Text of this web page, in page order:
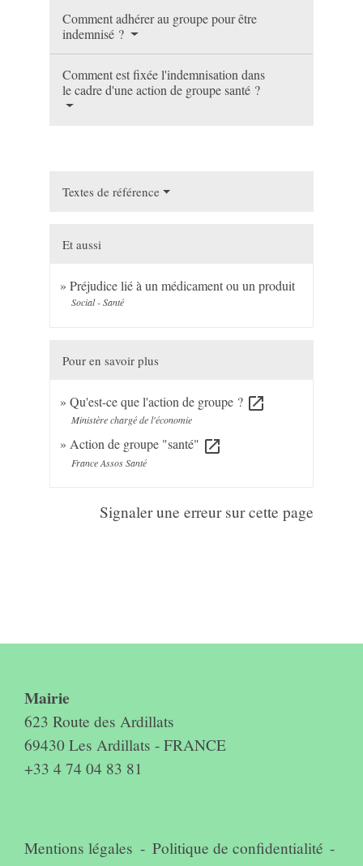
Comment adhérer au groupe pour être
indemnisé ?
Comment est fixée l'indemnisation dans
le cadre d'une action de groupe santé ?
Textes de référence
Et aussi
Préjudice lié à un médicament ou un produit
Social - Santé
Pour en savoir plus
Qu'est-ce que l'action de groupe ? open_in_new
Ministère chargé de l'économie
Action de groupe "santé" open_in_new
France Assos Santé
Signaler une erreur sur cette page
Mairie
623 Route des Ardillats
69430 Les Ardillats - FRANCE
+33 4 74 04 83 81
Mentions légales - Politique de confidentialité -